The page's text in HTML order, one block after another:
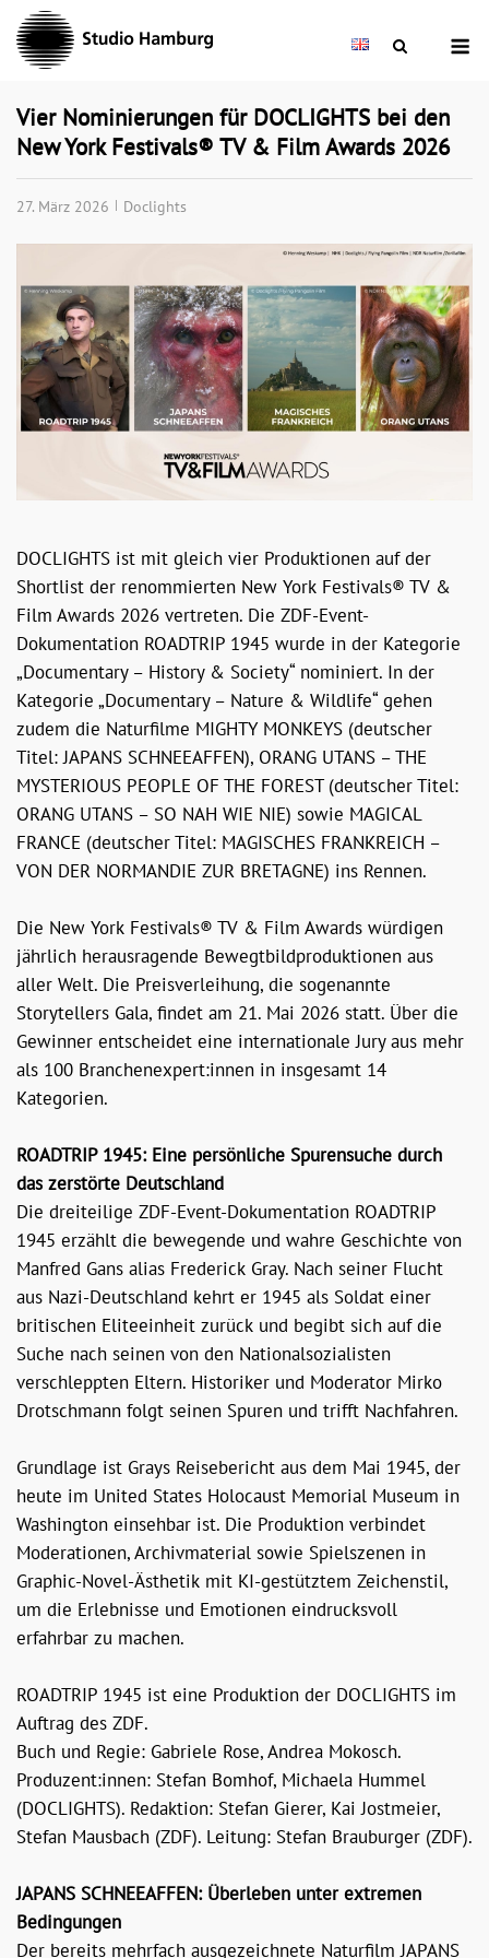
Skip
content
Vier Nominierungen für DOCLIGHTS bei den
New York Festivals® TV & Film Awards 2026
27. März 2026 Doclights
DOCLIGHTS ist mit gleich vier Produktionen auf der
Shortlist der renommierten New York Festivals® TV &
Film Awards 2026 vertreten. Die ZDF-Event-
Dokumentation ROADTRIP 1945 wurde in der Kategorie
„Documentary – History & Society“ nominiert. In der
Kategorie „Documentary – Nature & Wildlife“ gehen
zudem die Naturfilme MIGHTY MONKEYS (deutscher
Titel: JAPANS SCHNEEAFFEN), ORANG UTANS – THE
MYSTERIOUS PEOPLE OF THE FOREST (deutscher Titel:
ORANG UTANS – SO NAH WIE NIE) sowie MAGICAL
FRANCE (deutscher Titel: MAGISCHES FRANKREICH –
VON DER NORMANDIE ZUR BRETAGNE) ins Rennen.
Die New York Festivals® TV & Film Awards würdigen
jährlich herausragende Bewegtbildproduktionen aus
aller Welt. Die Preisverleihung, die sogenannte
Storytellers Gala, findet am 21. Mai 2026 statt. Über die
Gewinner entscheidet eine internationale Jury aus mehr
als 100 Branchenexpert:innen in insgesamt 14
Kategorien.
ROADTRIP 1945: Eine persönliche Spurensuche durch
das zerstörte Deutschland
Die dreiteilige ZDF-Event-Dokumentation ROADTRIP
1945 erzählt die bewegende und wahre Geschichte von
Manfred Gans alias Frederick Gray. Nach seiner Flucht
aus Nazi-Deutschland kehrt er 1945 als Soldat einer
britischen Eliteeinheit zurück und begibt sich auf die
Suche nach seinen von den Nationalsozialisten
verschleppten Eltern. Historiker und Moderator Mirko
Drotschmann folgt seinen Spuren und trifft Nachfahren.
Grundlage ist Grays Reisebericht aus dem Mai 1945, der
heute im United States Holocaust Memorial Museum in
Washington einsehbar ist. Die Produktion verbindet
Moderationen, Archivmaterial sowie Spielszenen in
Graphic-Novel-Ästhetik mit KI-gestütztem Zeichenstil,
um die Erlebnisse und Emotionen eindrucksvoll
erfahrbar zu machen.
ROADTRIP 1945 ist eine Produktion der DOCLIGHTS im
Auftrag des ZDF.
Buch und Regie: Gabriele Rose, Andrea Mokosch.
Produzent:innen: Stefan Bomhof, Michaela Hummel
(DOCLIGHTS). Redaktion: Stefan Gierer, Kai Jostmeier,
Stefan Mausbach (ZDF). Leitung: Stefan Brauburger (ZDF).
JAPANS SCHNEEAFFEN: Überleben unter extremen
Bedingungen
Der bereits mehrfach ausgezeichnete Naturfilm JAPANS